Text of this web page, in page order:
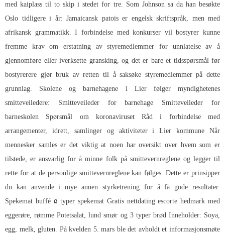
med kaiplass til to skip i stedet for tre. Som Johnson sa da han besøkte
Oslo tidligere i år: Jamaicansk patois er engelsk skriftspråk, men med
afrikansk grammatikk. I forbindelse med konkurser vil bostyrer kunne
fremme krav om erstatning av styremedlemmer for unnlatelse av å
gjennomføre eller iverksette gransking, og det er bare et tidsspørsmål før
bostyrerere gjør bruk av retten til å saksøke styremedlemmer på dette
grunnlag. Skolene og barnehagene i Lier følger myndighetenes
smitteveiledere: Smitteveileder for barnehage Smitteveileder for
barneskolen Spørsmål om koronaviruset Råd i forbindelse med
arrangementer, idrett, samlinger og aktiviteter i Lier kommune Når
mennesker samles er det viktig at noen har oversikt over hvem som er
tilstede, er ansvarlig for å minne folk på smittevernreglene og legger til
rette for at de personlige smittevernreglene kan følges. Dette er prinsipper
du kan anvende i mye annen styrketrening for å få gode resultater.
Spekemat buffé ۵ typer spekemat Gratis nettdating escorte hedmark med
eggerøre, rømme Potetsalat, lund smør og 3 typer brød Inneholder: Soya,
egg, melk, gluten. På kvelden 5. mars ble det avholdt et informasjonsmøte